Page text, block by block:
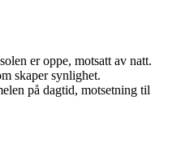
er oppe, motsatt av natt.
skaper synlighet.
på dagtid, motsetning til